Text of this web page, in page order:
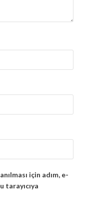
için adım, e-
tarayıcıya